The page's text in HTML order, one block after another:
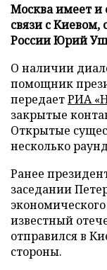
Москва имеет и
связи с
России Юрий
О наличии
помощник
передаетРИА
закрытые
Открытые
несколько
Ранее
заседании
известный
отправился в
стороны.